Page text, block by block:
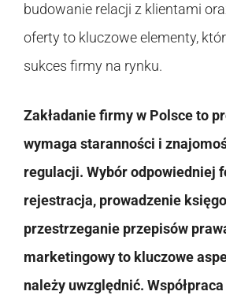
budowanie relacji z klientami
oferty to kluczowe elementy,
sukces firmy na rynku.
Zakładanie firmy w Polsce to
wymaga staranności i
regulacji. Wybór odpowiedniej
rejestracja, prowadzenie
przestrzeganie przepisów
marketingowy to kluczowe
należy uwzględnić. Współpraca